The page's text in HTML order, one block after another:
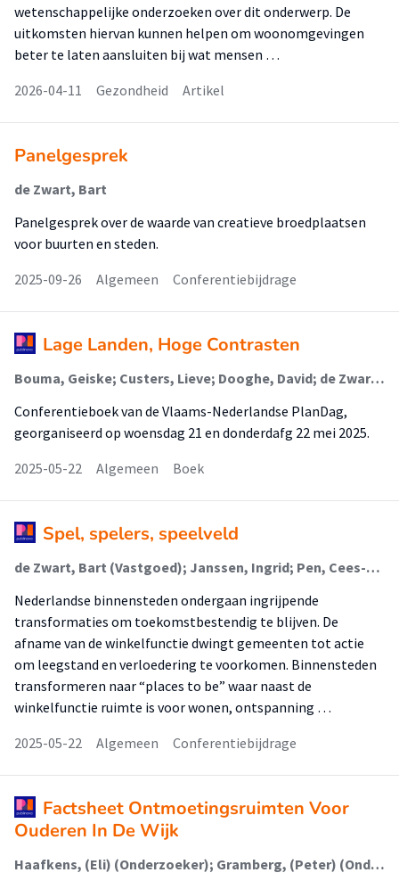
wetenschappelijke onderzoeken over dit onderwerp. De
uitkomsten hiervan kunnen helpen om woonomgevingen
beter te laten aansluiten bij wat mensen …
2026-04-11
Gezondheid Artikel
Panelgesprek
de Zwart, Bart
Panelgesprek over de waarde van creatieve broedplaatsen
voor buurten en steden.
2025-09-26
Algemeen Conferentiebijdrage
Lage Landen, Hoge Contrasten
Bouma, Geiske; Custers, Lieve; Dooghe, David; de Zwart, Bart (Vastgoed)
Conferentieboek van de Vlaams-Nederlandse PlanDag,
georganiseerd op woensdag 21 en donderdafg 22 mei 2025.
2025-05-22
Algemeen Boek
Spel, spelers, speelveld
de Zwart, Bart (Vastgoed); Janssen, Ingrid; Pen, Cees-Jan; ter Beek, Herbert; Bouma, Geiske; Custers, Lieve; Dooghe, David; de Zwart, Bart
Nederlandse binnensteden ondergaan ingrijpende
transformaties om toekomstbestendig te blijven. De
afname van de winkelfunctie dwingt gemeenten tot actie
om leegstand en verloedering te voorkomen. Binnensteden
transformeren naar “places to be” waar naast de
winkelfunctie ruimte is voor wonen, ontspanning …
2025-05-22
Algemeen Conferentiebijdrage
Factsheet Ontmoetingsruimten Voor
Ouderen In De Wijk
Haafkens, (Eli) (Onderzoeker); Gramberg, (Peter) (Onderzoeker)